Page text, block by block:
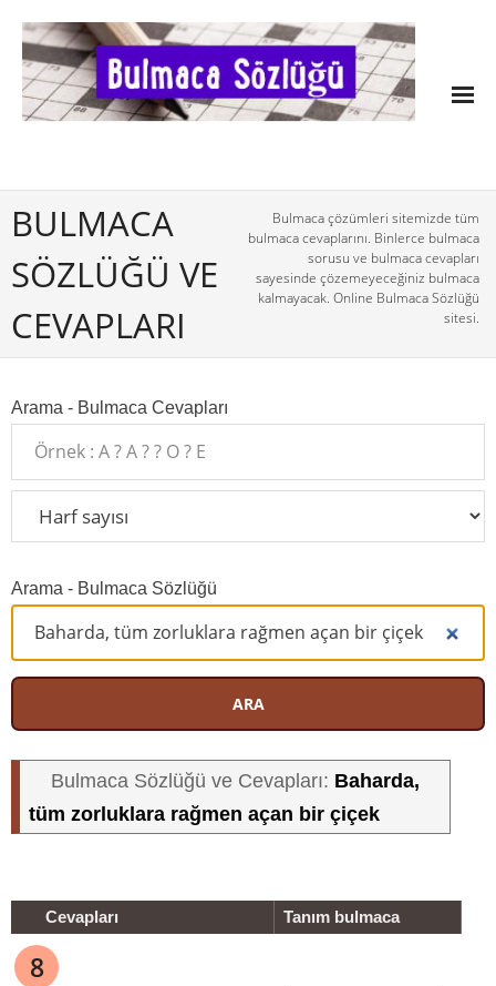
BULMACA
SÖZLÜĞÜ VE
CEVAPLARI
Bulmaca çözümleri sitemizde tüm
bulmaca cevaplarını. Binlerce bulmaca
sorusu ve bulmaca cevapları
sayesinde çözemeyeceğiniz bulmaca
kalmayacak. Online Bulmaca Sözlüğü
sitesi.
Arama - Bulmaca Cevapları
Arama - Bulmaca Sözlüğü
ARA
Bulmaca Sözlüğü ve Cevapları: Baharda,
tüm zorluklara rağmen açan bir çiçek
Cevapları Tanım bulmaca
8